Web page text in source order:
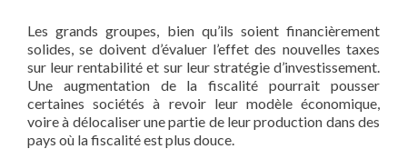
Les grands groupes, bien qu’ils soient financièrement
solides, se doivent d’évaluer l’effet des nouvelles taxes
sur leur rentabilité et sur leur stratégie d’investissement.
Une augmentation de la fiscalité pourrait pousser
certaines sociétés à revoir leur modèle économique,
voire à délocaliser une partie de leur production dans des
pays où la fiscalité est plus douce.